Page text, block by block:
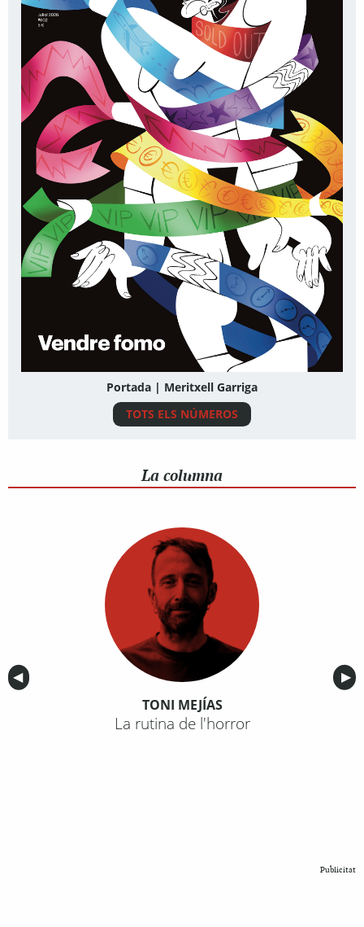
Portada | Meritxell Garriga
TOTS ELS NÚMEROS
La columna
Anterior
◀︎ ▶︎
TONI MEJÍAS
La rutina de l'horror
Publicitat